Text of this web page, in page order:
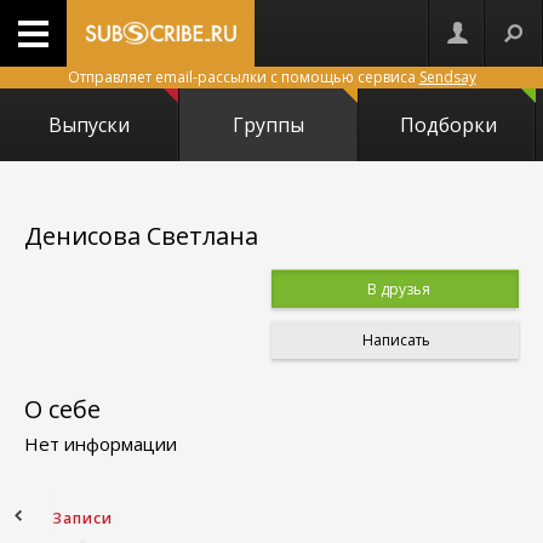
Отправляет email-рассылки с помощью сервиса Sendsay
Выпуски Группы Подборки
Денисова Светлана
В друзья
Написать
О себе
Нет информации
Записи